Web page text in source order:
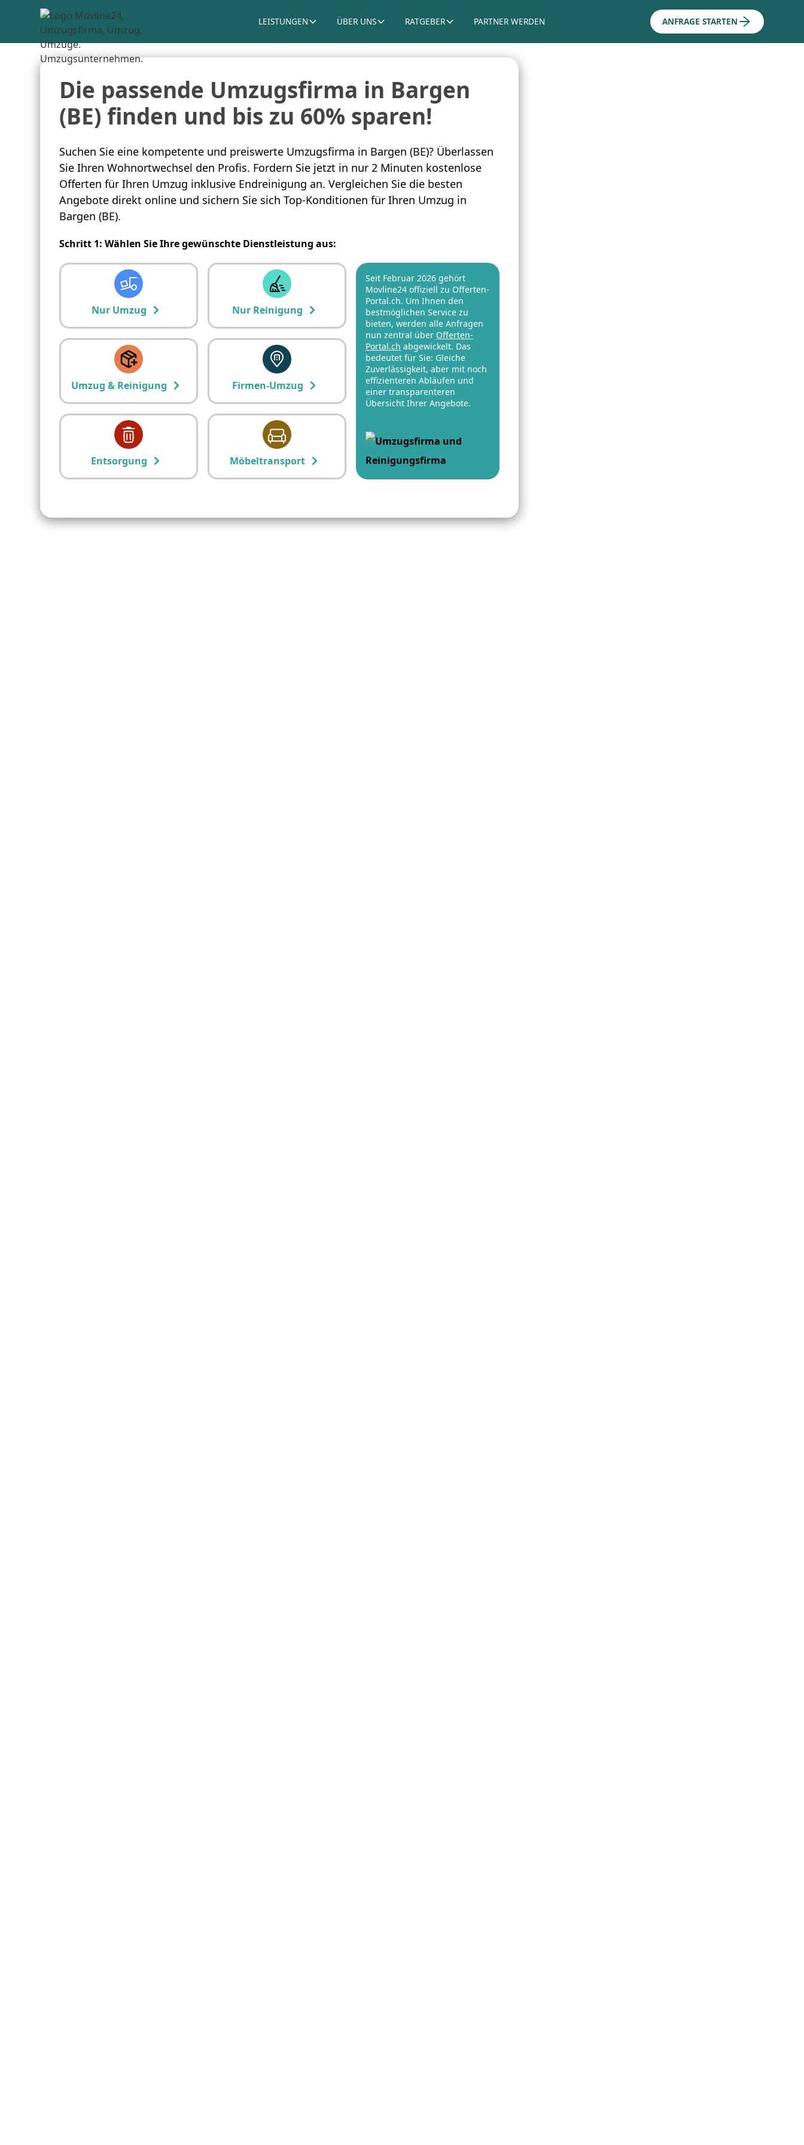
LEISTUNGEN ÜBER UNS RATGEBER PARTNER WERDEN ANFRAGE STARTEN
Die passende Umzugsfirma in Bargen
(BE) finden und bis zu 60% sparen!
Suchen Sie eine kompetente und preiswerte Umzugsfirma in Bargen (BE)? Überlassen
Sie Ihren Wohnortwechsel den Profis. Fordern Sie jetzt in nur 2 Minuten kostenlose
Offerten für Ihren Umzug inklusive Endreinigung an. Vergleichen Sie die besten
Angebote direkt online und sichern Sie sich Top-Konditionen für Ihren Umzug in
Bargen (BE).
Schritt 1: Wählen Sie Ihre gewünschte Dienstleistung aus:
Nur Umzug Nur Reinigung
Umzug & Reinigung Firmen-Umzug
Entsorgung Möbeltransport
Seit Februar 2026 gehört
Movline24 offiziell zu Offerten-
Portal.ch. Um Ihnen den
bestmöglichen Service zu
bieten, werden alle Anfragen
nun zentral über Offerten-
Portal.ch abgewickelt. Das
bedeutet für Sie: Gleiche
Zuverlässigkeit, aber mit noch
effizienteren Abläufen und
einer transparenteren
Übersicht Ihrer Angebote.